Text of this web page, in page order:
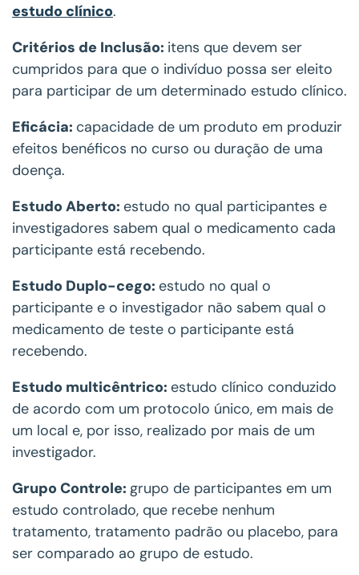
estudo clínico.
Critérios de Inclusão: itens que devem ser
cumpridos para que o indivíduo possa ser eleito
para participar de um determinado estudo clínico.
Eficácia: capacidade de um produto em produzir
efeitos benéficos no curso ou duração de uma
doença.
Estudo Aberto: estudo no qual participantes e
investigadores sabem qual o medicamento cada
participante está recebendo.
Estudo Duplo-cego: estudo no qual o
participante e o investigador não sabem qual o
medicamento de teste o participante está
recebendo.
Estudo multicêntrico: estudo clínico conduzido
de acordo com um protocolo único, em mais de
um local e, por isso, realizado por mais de um
investigador.
Grupo Controle: grupo de participantes em um
estudo controlado, que recebe nenhum
tratamento, tratamento padrão ou placebo, para
ser comparado ao grupo de estudo.